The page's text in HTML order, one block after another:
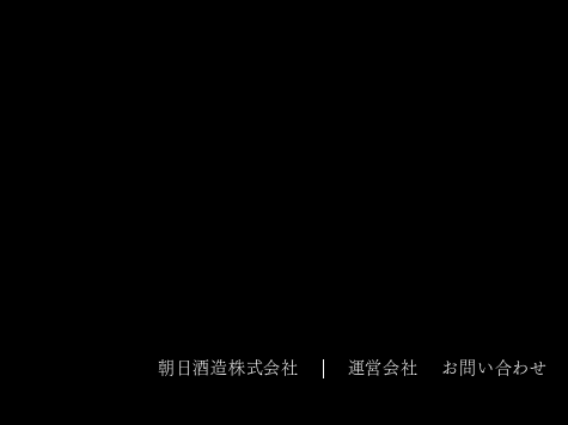
朝日酒造株式会社 運営会社 お問い合わせ